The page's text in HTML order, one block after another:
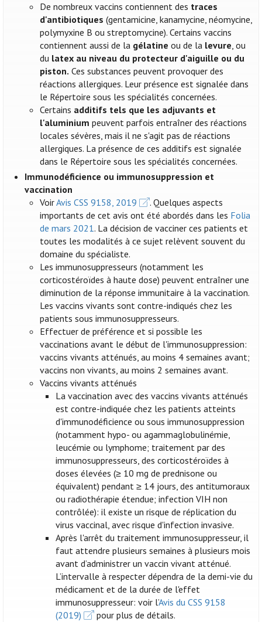
De nombreux vaccins contiennent des traces
d'antibiotiques (gentamicine, kanamycine, néomycine,
polymyxine B ou streptomycine). Certains vaccins
contiennent aussi de la gélatine ou de la levure, ou
du latex au niveau du protecteur d'aiguille ou du
piston. Ces substances peuvent provoquer des
réactions allergiques. Leur présence est signalée dans
le Répertoire sous les spécialités concernées.
Certains additifs tels que les adjuvants et
l'aluminium peuvent parfois entraîner des réactions
locales sévères, mais il ne s'agit pas de réactions
allergiques. La présence de ces additifs est signalée
dans le Répertoire sous les spécialités concernées.
Immunodéficience ou immunosuppression et
vaccination
VoirAvis CSS 9158, 2019
. Quelques aspects
importants de cet avis ont été abordés dans les Folia
de mars 2021. La décision de vacciner ces patients et
toutes les modalités à ce sujet relèvent souvent du
domaine du spécialiste.
Les immunosuppresseurs (notamment les
corticostéroïdes à haute dose) peuvent entraîner une
diminution de la réponse immunitaire à la vaccination.
Les vaccins vivants sont contre-indiqués chez les
patients sous immunosuppresseurs.
Effectuer de préférence et si possible les
vaccinations avant le début de l'immunosuppression:
vaccins vivants atténués, au moins 4 semaines avant;
vaccins non vivants, au moins 2 semaines avant.
Vaccins vivants atténués
La vaccination avec des vaccins vivants atténués
est contre-indiquée chez les patients atteints
d'immunodéficience ou sous immunosuppression
(notamment hypo- ou agammaglobulinémie,
leucémie ou lymphome; traitement par des
immunosuppresseurs, des corticostéroïdes à
doses élevées (≥ 10 mg de prednisone ou
équivalent) pendant ≥ 14 jours, des antitumoraux
ou radiothérapie étendue; infection VIH non
contrôlée): il existe un risque de réplication du
virus vaccinal, avec risque d'infection invasive.
Après l'arrêt du traitement immunosuppresseur, il
faut attendre plusieurs semaines à plusieurs mois
avant d’administrer un vaccin vivant atténué.
L’intervalle à respecter dépendra de la demi-vie du
médicament et de la durée de l'effet
immunosuppresseur: voir l’Avis du CSS 9158
(2019)
pour plus de détails.